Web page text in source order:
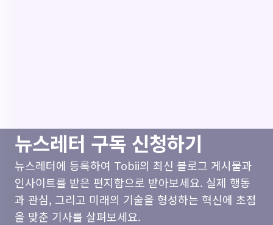
뉴스레터 구독 신청하기
뉴스레터에 등록하여 Tobii의 최신 블로그 게시물과
인사이트를 받은 편지함으로 받아보세요. 실제 행동
과 관심, 그리고 미래의 기술을 형성하는 혁신에 초점
을 맞춘 기사를 살펴보세요.